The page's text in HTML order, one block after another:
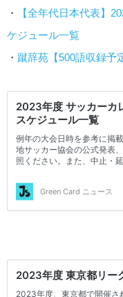
・
【全年代日本代表】
ケジュール一覧
・ 蹴辞苑【500語収録予